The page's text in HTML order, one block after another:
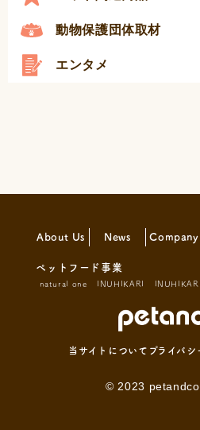
動物保護団体取材
エンタメ
About Us News Company
ペットフード事業
natural one INUHIKARI
当サイトについて プライバシ
© 2023 petandco